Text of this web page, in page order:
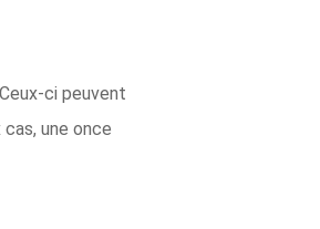
ci peuvent
une once